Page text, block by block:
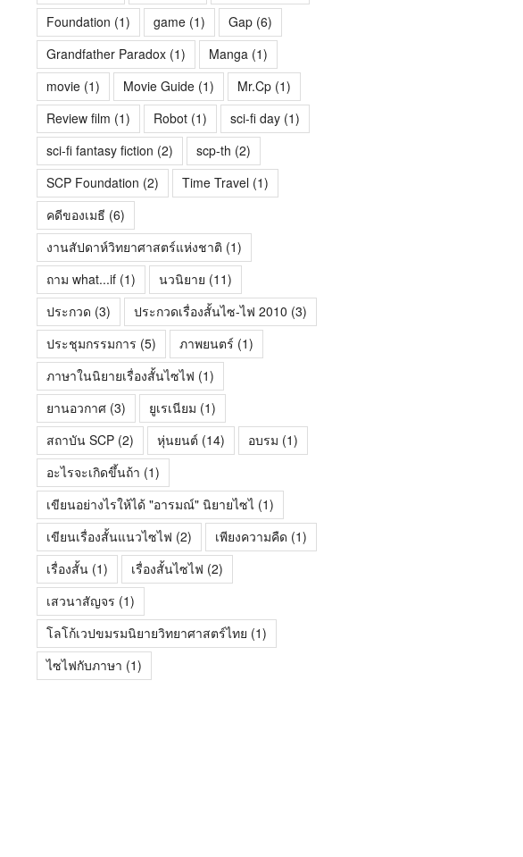
Foundation (1) game(1) Gap(6)
Grandfather Paradox(1) Manga(1)
movie(1) Movie Guide(1) Mr.Cp(1)
Review film (1) Robot(1) sci-fi day(1)
sci-fi fantasy fiction (2) scp-th (2)
SCP Foundation (2) Time Travel(1)
คดีของเมธี (6)
งานสัปดาห์วิทยาศาสตร์แห่งชาติ (1)
ถาม what...if(1) นวนิยาย (11)
ประกวด (3) ประกวดเรื่องสั้นไซ-ไฟ 2010 (3)
ประชุมกรรมการ (5) ภาพยนตร์ (1)
ภาษาในนิยายเรื่องสั้นไซไฟ (1)
ยานอวกาศ(3) ยูเรเนียม (1)
สถาบัน SCP(2) หุ่นยนต์ (14) อบรม (1)
อะไรจะเกิดขึ้นถ้า (1)
เขียนอย่างไรให้ได้ "อารมณ์" นิยายไซไ(1)
เขียนเรื่องสั้นแนวไซไฟ (2) เพียงความคืด (1)
เรื่องสั้น(1) เรื่องสั้นไซไฟ (2)
เสวนาสัญจร (1)
โลโก้เวปขมรมนิยายวิทยาศาสตร์ไทย (1)
ไซไฟกับภาษา (1)